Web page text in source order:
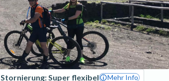
Stornierung: Super flexibel Mehr Info